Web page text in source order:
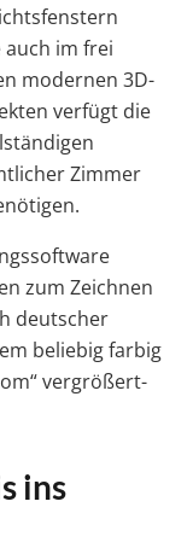
im frei
modernen 3D-
verfügt die
Zimmer
zum Zeichnen
deutscher
beliebig farbig
vergrößert-
ins